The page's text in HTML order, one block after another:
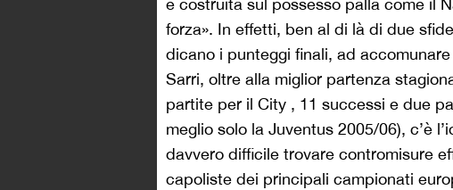
e costruita sul possesso palla come il
forza». In effetti, ben al di là di due
dicano i punteggi finali, ad
Sarri, oltre alla miglior partenza
partite per il City , 11 successi e due
meglio solo la Juventus 2005/06), c’è
davvero difficile trovare contromisure
capoliste dei principali campionati